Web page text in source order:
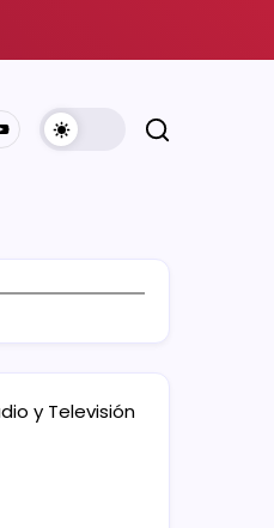
y Televisión